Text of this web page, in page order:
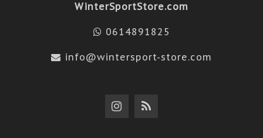
WinterSportStore.com
0614891825
info@wintersport-store.com